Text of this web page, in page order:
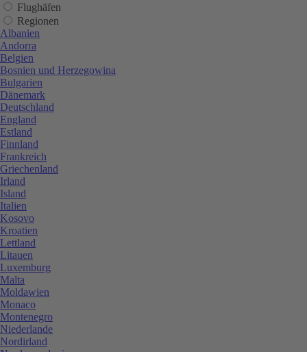
Flughäfen
Regionen
Albanien
Andorra
Belgien
Bosnien und Herzegowina
Bulgarien
Dänemark
Deutschland
England
Estland
Finnland
Frankreich
Griechenland
Irland
Island
Italien
Kosovo
Kroatien
Lettland
Litauen
Luxemburg
Malta
Moldawien
Monaco
Montenegro
Niederlande
Nordirland